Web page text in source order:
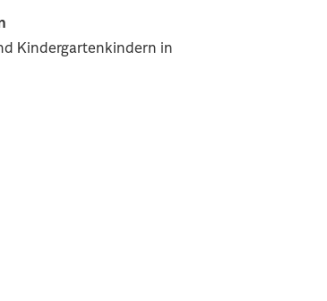
Kindergartenkindern in